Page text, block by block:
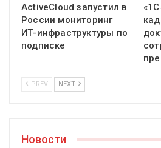
ActiveCloud запустил в
России мониторинг
ИТ-инфраструктуры по
подписке
PREV NEXT
Новости